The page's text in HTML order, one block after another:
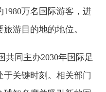
1980万名国际游客，进
游目的地的地位。
共同主办2030年国际足
关键时刻。相关部门